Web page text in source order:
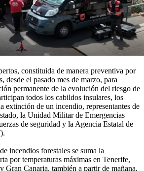
constituida de manera preventiva por
desde el pasado mes de marzo, para
permanente de la evolución del riesgo de
todos los cabildos insulares, los
extinción de un incendio, representantes de
la Unidad Militar de Emergencias
de seguridad y la Agencia Estatal de
incendios forestales se suma la
por temperaturas máximas en Tenerife,
y Gran Canaria, también a partir de mañana.